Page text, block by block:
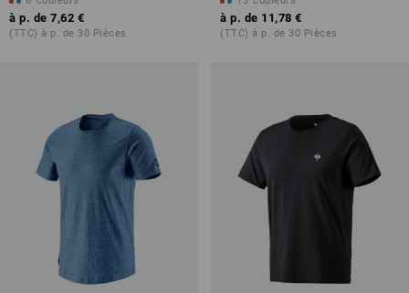
à p. de 7,62 €
(TTC) à p. de 30 Pièces
à p. de 11,78 €
(TTC) à p. de 30 Pièces